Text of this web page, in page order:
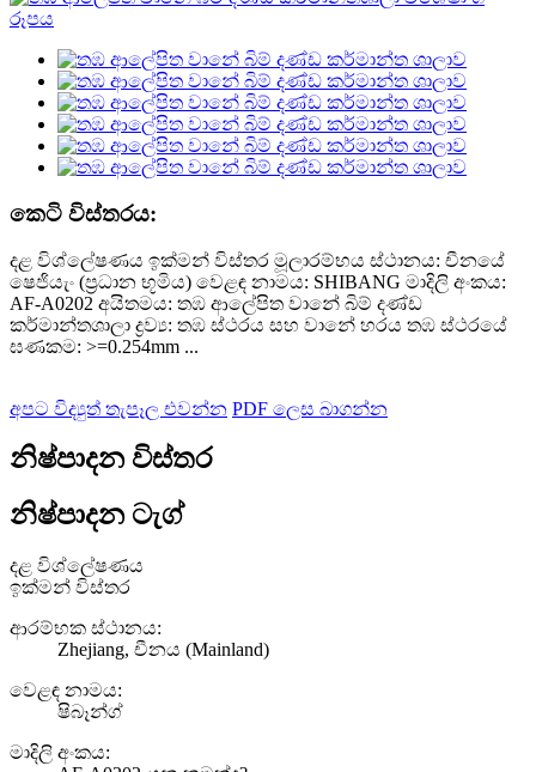
කෙටි විස්තරය:
දළ විශ්ලේෂණය ඉක්මන් විස්තර මූලාරම්භය ස්ථානය: චීනයේ
ෂෙජියැං (ප්‍රධාන භූමිය) වෙළඳ නාමය: SHIBANG මාදිලි අංකය:
AF-A0202 අයිතමය: තඹ ආලේපිත වානේ බිම් දණ්ඩ
කර්මාන්තශාලා ද්‍රව්‍ය: තඹ ස්ථරය සහ වානේ හරය තඹ ස්ථරයේ
ඝණකම: >=0.254mm ...
අපට විද්‍යුත් තැපෑල එවන්න PDF ලෙස බාගන්න
නිෂ්පාදන විස්තර
නිෂ්පාදන ටැග්
දළ විශ්ලේෂණය
ඉක්මන් විස්තර
ආරම්භක ස්ථානය:
Zhejiang, චීනය (Mainland)
වෙළඳ නාමය:
ෂිබෑන්ග්
මාදිලි අංකය: